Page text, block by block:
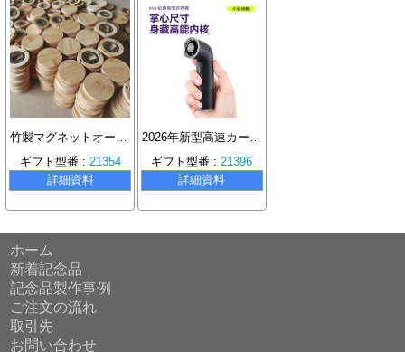
竹製マグネットオープナー手作りDIYギフト、ウェディングパーティーに最適
ギフト型番 : 21354
詳細資料
2026年新型高速カーブファンUSB充電ポータブル大風量ハンドファン
ギフト型番 :21396
詳細資料
ホーム
新着記念品
記念品製作事例
ご注文の流れ
取引先
お問い合わせ